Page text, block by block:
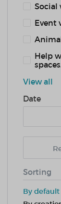
Social
Event
Help
View all
Date
Sorting
By default